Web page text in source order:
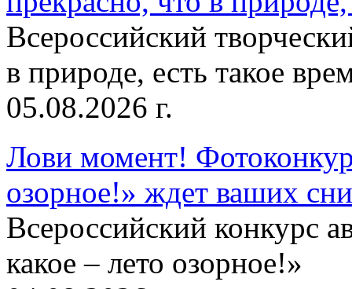
Всероссийский
в природе, есть такое
05.08.2026 г.
Лови момент!
озорное!» ждет ваших
Всероссийский конкурс
какое – лето озорное!»